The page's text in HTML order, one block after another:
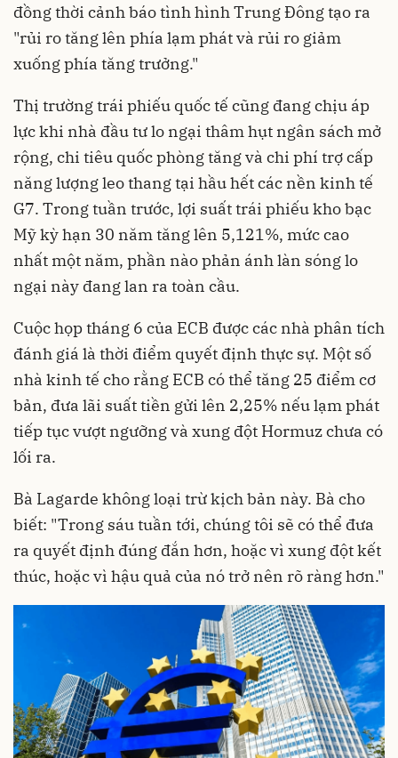
đồng thời cảnh báo tình hình Trung Đông tạo ra
"rủi ro tăng lên phía lạm phát và rủi ro giảm
xuống phía tăng trưởng."
Thị trường trái phiếu quốc tế cũng đang chịu áp
lực khi nhà đầu tư lo ngại thâm hụt ngân sách mở
rộng, chi tiêu quốc phòng tăng và chi phí trợ cấp
năng lượng leo thang tại hầu hết các nền kinh tế
G7. Trong tuần trước, lợi suất trái phiếu kho bạc
Mỹ kỳ hạn 30 năm tăng lên 5,121%, mức cao
nhất một năm, phần nào phản ánh làn sóng lo
ngại này đang lan ra toàn cầu.
Cuộc họp tháng 6 của ECB được các nhà phân tích
đánh giá là thời điểm quyết định thực sự. Một số
nhà kinh tế cho rằng ECB có thể tăng 25 điểm cơ
bản, đưa lãi suất tiền gửi lên 2,25% nếu lạm phát
tiếp tục vượt ngưỡng và xung đột Hormuz chưa có
lối ra.
Bà Lagarde không loại trừ kịch bản này. Bà cho
biết: "Trong sáu tuần tới, chúng tôi sẽ có thể đưa
ra quyết định đúng đắn hơn, hoặc vì xung đột kết
thúc, hoặc vì hậu quả của nó trở nên rõ ràng hơn."